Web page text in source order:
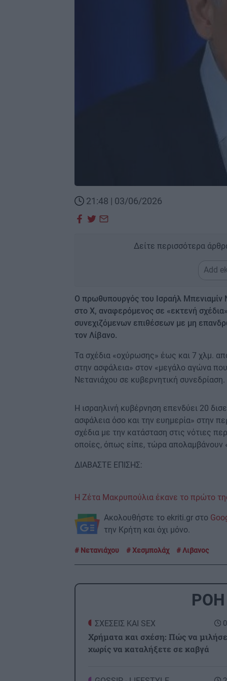
21:48 | 03/06/2026
Δείτε περισσότερα
Add
Ο πρωθυπουργός του Ισραήλ Μπενιαμίν
στο X, αναφερόμενος σε «εκτενή
συνεχιζόμενων επιθέσεων με μη
τον Λίβανο.
Τα σχέδια «οχύρωσης» έως και 7 χλμ.
στην ασφάλεια» στον «μεγάλο αγώνα
Νετανιάχου σε κυβερνητική συνεδρίαση.
Η ισραηλινή κυβέρνηση επενδύει 20
ασφάλεια όσο και την ευημερία» στην
σχέδια με την κατάσταση στις νότιες
οποίες, όπως είπε, τώρα απολαμβάνουν
ΔΙΑΒΑΣΤΕ ΕΠΙΣΗΣ:
Η Ζέτα Μακρυπούλια έκανε το πρώτο
Ακολουθήστε το ekriti.gr στο
την Κρήτη και όχι μόνο.
Νετανιάχου Χεσμπολάχ Λιβανος
ΡΟΗ
ΣΧΕΣΕΙΣ ΚΑΙ SEX
Χρήματα και σχέση: Πώς να
χωρίς να καταλήξετε σε καβγά